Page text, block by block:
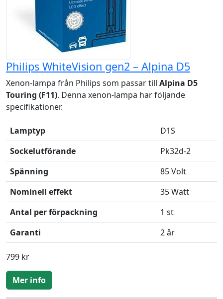
Philips WhiteVision gen2 – Alpina D5
Xenon-lampa från Philips som passar till Alpina D5
Touring (F11). Denna xenon-lampa har följande
specifikationer.
Lamptyp
D1S
Sockelutförande
Pk32d-2
Spänning
85 Volt
Nominell effekt
35 Watt
Antal per förpackning
1 st
Garanti
2 år
799 kr
Mer info